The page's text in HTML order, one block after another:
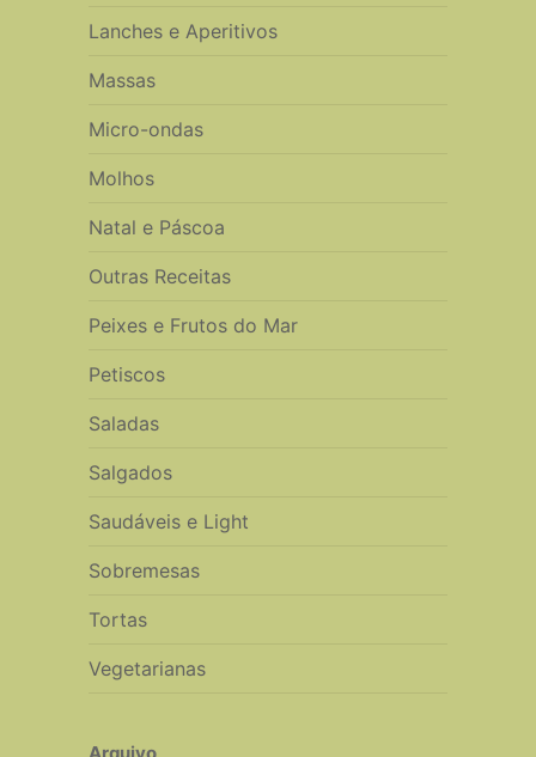
Lanches e Aperitivos
Massas
Micro-ondas
Molhos
Natal e Páscoa
Outras Receitas
Peixes e Frutos do Mar
Petiscos
Saladas
Salgados
Saudáveis e Light
Sobremesas
Tortas
Vegetarianas